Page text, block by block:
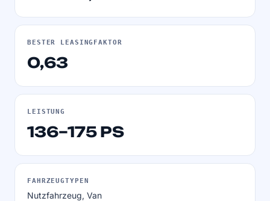
BESTER LEASINGFAKTOR
0,63
LEISTUNG
136–175 PS
FAHRZEUGTYPEN
Nutzfahrzeug, Van